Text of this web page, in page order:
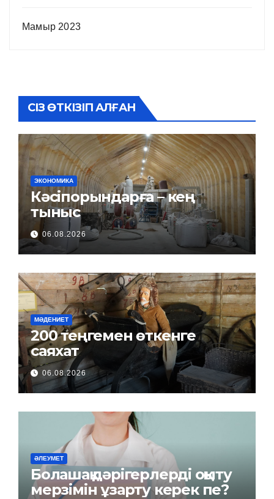
Мамыр 2023
СІЗ ӨТКІЗІП АЛҒАН
ЭКОНОМИКА
Кәсіпорындарға – кең
тыныс
06.08.2026
МӘДЕНИЕТ
200 теңгемен өткенге
саяхат
06.08.2026
ӘЛЕУМЕТ
Болашақ дәрігерлерді оқыту
мерзімін ұзарту керек пе?